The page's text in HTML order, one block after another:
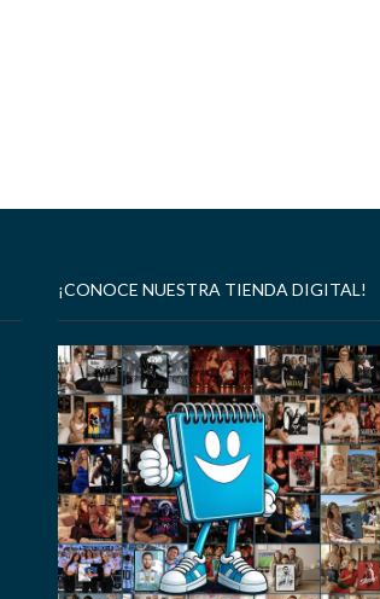
¡CONOCE NUESTRA TIENDA DIGITAL!